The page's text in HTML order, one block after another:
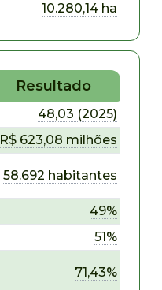
10.280,14 ha
Resultado
48,03 (2025)
R$ 623,08 milhões
58.692 habitantes
49%
51%
71,43%